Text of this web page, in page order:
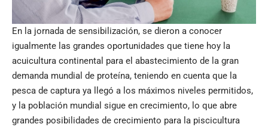
En la jornada de sensibilización, se dieron a conocer
igualmente las grandes oportunidades que tiene hoy la
acuicultura continental para el abastecimiento de la gran
demanda mundial de proteína, teniendo en cuenta que la
pesca de captura ya llegó a los máximos niveles permitidos,
y la población mundial sigue en crecimiento, lo que abre
grandes posibilidades de crecimiento para la piscicultura